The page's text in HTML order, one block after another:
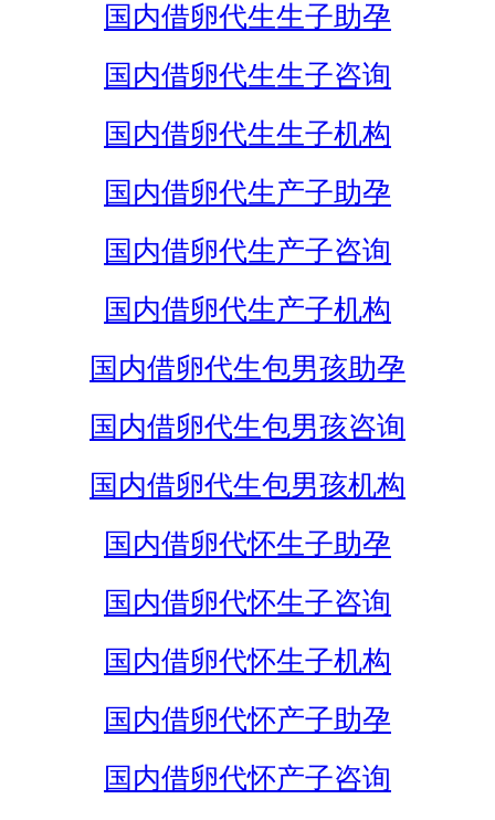
国内借卵代生生子助孕
国内借卵代生生子咨询
国内借卵代生生子机构
国内借卵代生产子助孕
国内借卵代生产子咨询
国内借卵代生产子机构
国内借卵代生包男孩助孕
国内借卵代生包男孩咨询
国内借卵代生包男孩机构
国内借卵代怀生子助孕
国内借卵代怀生子咨询
国内借卵代怀生子机构
国内借卵代怀产子助孕
国内借卵代怀产子咨询